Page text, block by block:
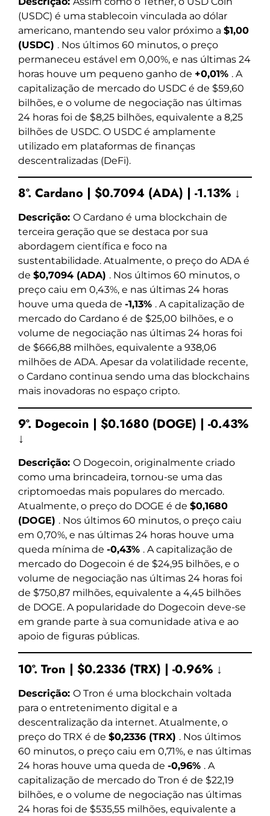
(USDC) é uma stablecoin vinculada ao dólar
americano, mantendo seu valor próximo a $1,00
(USDC) . Nos últimos 60 minutos, o preço
permaneceu estável em 0,00%, e nas últimas 24
horas houve um pequeno ganho de +0,01% . A
capitalização de mercado do USDC é de $59,60
bilhões, e o volume de negociação nas últimas
24 horas foi de $8,25 bilhões, equivalente a 8,25
bilhões de USDC. O USDC é amplamente
utilizado em plataformas de finanças
descentralizadas (DeFi).
8º. Cardano | $0.7094 (ADA) | -1.13% ↓
Descrição: O Cardano é uma blockchain de
terceira geração que se destaca por sua
abordagem científica e foco na
sustentabilidade. Atualmente, o preço do ADA é
de $0,7094 (ADA) . Nos últimos 60 minutos, o
preço caiu em 0,43%, e nas últimas 24 horas
houve uma queda de -1,13% . A capitalização de
mercado do Cardano é de $25,00 bilhões, e o
volume de negociação nas últimas 24 horas foi
de $666,88 milhões, equivalente a 938,06
milhões de ADA. Apesar da volatilidade recente,
o Cardano continua sendo uma das blockchains
mais inovadoras no espaço cripto.
9º. Dogecoin | $0.1680 (DOGE) | -0.43%
↓
Descrição: O Dogecoin, originalmente criado
como uma brincadeira, tornou-se uma das
criptomoedas mais populares do mercado.
Atualmente, o preço do DOGE é de $0,1680
(DOGE) . Nos últimos 60 minutos, o preço caiu
em 0,70%, e nas últimas 24 horas houve uma
queda mínima de -0,43% . A capitalização de
mercado do Dogecoin é de $24,95 bilhões, e o
volume de negociação nas últimas 24 horas foi
de $750,87 milhões, equivalente a 4,45 bilhões
de DOGE. A popularidade do Dogecoin deve-se
em grande parte à sua comunidade ativa e ao
apoio de figuras públicas.
10º. Tron | $0.2336 (TRX) | -0.96% ↓
Descrição: O Tron é uma blockchain voltada
para o entretenimento digital e a
descentralização da internet. Atualmente, o
preço do TRX é de $0,2336 (TRX) . Nos últimos
60 minutos, o preço caiu em 0,71%, e nas últimas
24 horas houve uma queda de -0,96% . A
capitalização de mercado do Tron é de $22,19
bilhões, e o volume de negociação nas últimas
24 horas foi de $535,55 milhões, equivalente a